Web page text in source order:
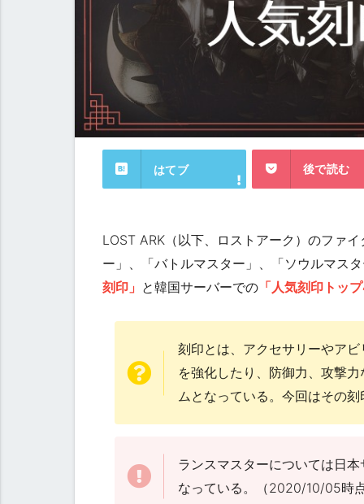
はてブ 後で読む
LOST ARK（以下、ロストアーク）のファ
ー」、「バトルマスター」、「ソウルマス
刻印」 と韓国サーバーでの 「人気刻印トッ
刻印とは、アクセサリーやア
を強化したり、防御力、攻撃
ムとなっている。今回はその
ランスマスターについては日
なっている。（2020/10/05時